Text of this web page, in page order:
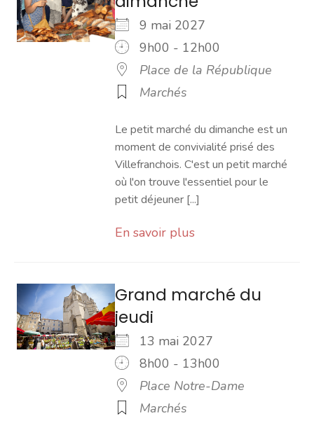
9 mai 2027
9h00 - 12h00
Place de la République
Marchés
Le petit marché du dimanche est un
moment de convivialité prisé des
Villefranchois. C'est un petit marché
où l'on trouve l'essentiel pour le
petit déjeuner [...]
En savoir plus
Grand marché du
jeudi
13 mai 2027
8h00 - 13h00
Place Notre-Dame
Marchés